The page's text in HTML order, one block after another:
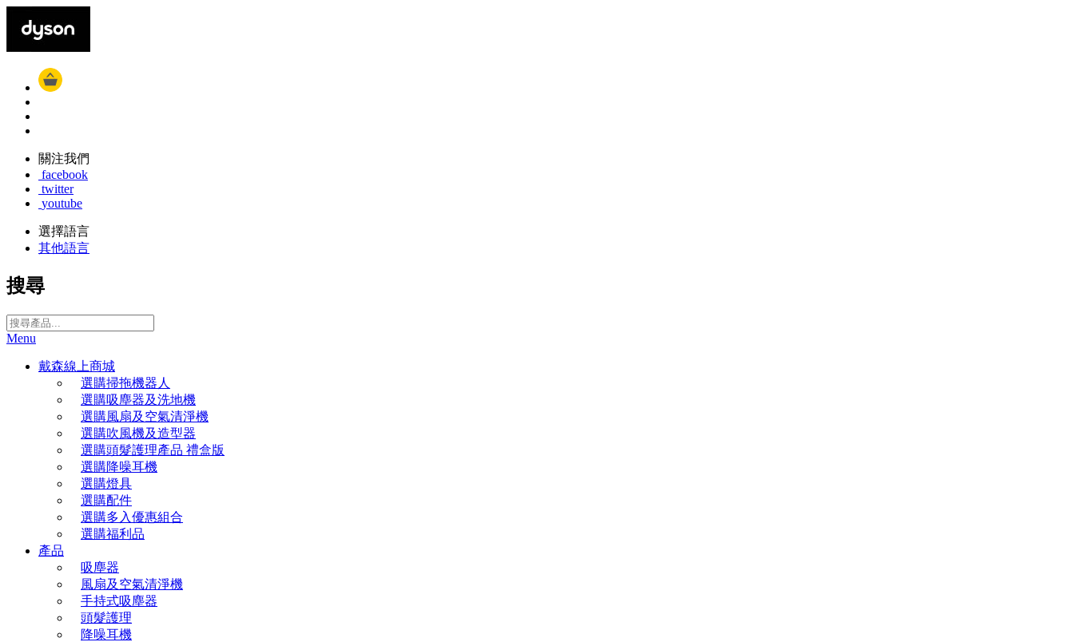
關注我們
facebook
twitter
youtube
選擇語言
其他語言
搜尋
Menu
戴森線上商城
選購掃拖機器人
選購吸塵器及洗地機
選購風扇及空氣清淨機
選購吹風機及造型器
選購頭髮護理產品 禮盒版
選購降噪耳機
選購燈具
選購配件
選購多入優惠組合
選購福利品
產品
吸塵器
風扇及空氣清淨機
手持式吸塵器
頭髮護理
降噪耳機